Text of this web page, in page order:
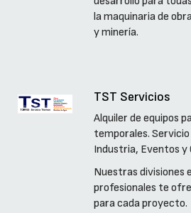
la maquinaria de
y minería.
TST Servicios
Alquiler de equipos
temporales.
Industria, Eventos y
Nuestras divisiones
profesionales te
para cada proyecto.